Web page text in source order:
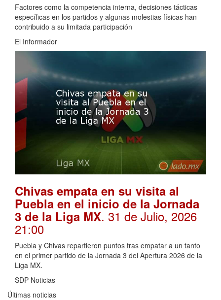
Factores como la competencia interna, decisiones tácticas
específicas en los partidos y algunas molestias físicas han
contribuido a su limitada participación
El Informador
Chivas empata en su visita al
Puebla en el inicio de la Jornada
3 de la Liga MX. 31 de Julio, 2026
21:00
Puebla y Chivas repartieron puntos tras empatar a un tanto
en el primer partido de la Jornada 3 del Apertura 2026 de la
Liga MX.
SDP Noticias
Últimas noticias